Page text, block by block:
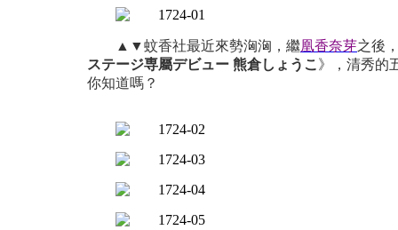
▲▼蚊香社最近來勢洶洶，繼凰香奈芽之後
ステージ専屬デビュー 熊倉しょうこ 》，清秀的
你知道嗎？